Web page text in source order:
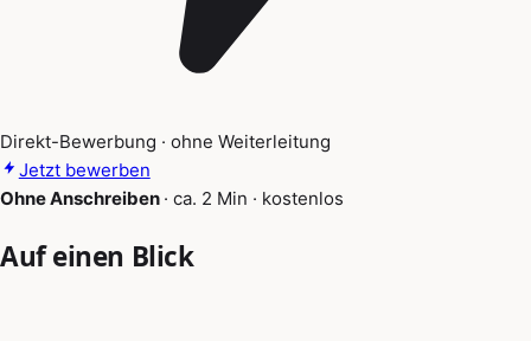
Direkt-Bewerbung · ohne Weiterleitung
Jetzt bewerben
Ohne Anschreiben · ca. 2 Min · kostenlos
Auf einen Blick